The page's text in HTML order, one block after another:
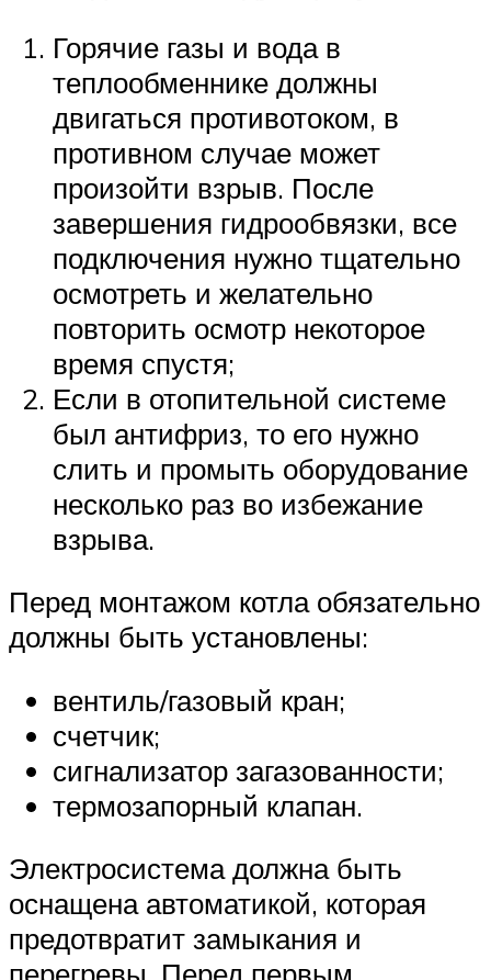
Горячие газы и вода в
теплообменнике должны
двигаться противотоком, в
противном случае может
произойти взрыв. После
завершения гидрообвязки, все
подключения нужно тщательно
осмотреть и желательно
повторить осмотр некоторое
время спустя;
Если в отопительной системе
был антифриз, то его нужно
слить и промыть оборудование
несколько раз во избежание
взрыва.
Перед монтажом котла обязательно
должны быть установлены:
вентиль/газовый кран;
счетчик;
сигнализатор загазованности;
термозапорный клапан.
Электросистема должна быть
оснащена автоматикой, которая
предотвратит замыкания и